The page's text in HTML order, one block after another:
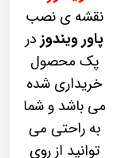
نقشه ی نصب
پاور ویندوز در
پک محصول
خریداری شده
می باشد و شما
به راحتی می
توانید از روی